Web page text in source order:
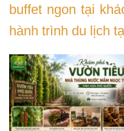
buffet ngon tại
hành trình du lịch